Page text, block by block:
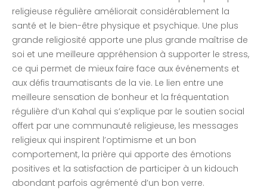
religieuse régulière améliorait considérablement la
santé et le bien-être physique et psychique. Une plus
grande religiosité apporte une plus grande maîtrise de
soi et une meilleure appréhension à supporter le stress,
ce qui permet de mieux faire face aux événements et
aux défis traumatisants de la vie. Le lien entre une
meilleure sensation de bonheur et la fréquentation
régulière d’un Kahal qui s’explique par le soutien social
offert par une communauté religieuse, les messages
religieux qui inspirent l’optimisme et un bon
comportement, la prière qui apporte des émotions
positives et la satisfaction de participer à un kidouch
abondant parfois agrémenté d’un bon verre.